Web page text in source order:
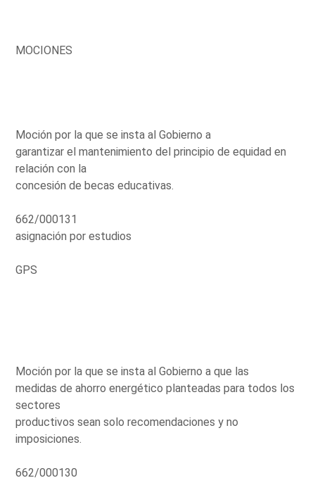
MOCIONES
Moción por la que se insta al Gobierno a
garantizar el mantenimiento del principio de equidad en
relación con la
concesión de becas educativas.
662/000131
asignación por estudios
GPS
Moción por la que se insta al Gobierno a que las
medidas de ahorro energético planteadas para todos los
sectores
productivos sean solo recomendaciones y no
imposiciones.
662/000130